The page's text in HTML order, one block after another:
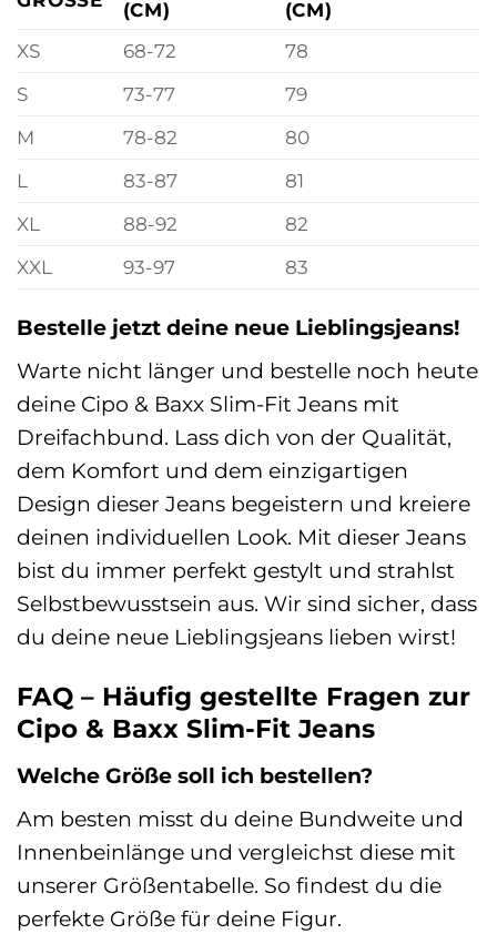
(CM)
(CM)
XS
68-72
78
S
73-77
79
M
78-82
80
L
83-87
81
XL
88-92
82
XXL
93-97 83
Bestelle jetzt deine neue Lieblingsjeans!
Warte nicht länger und bestelle noch heute
deine Cipo & Baxx Slim-Fit Jeans mit
Dreifachbund. Lass dich von der Qualität,
dem Komfort und dem einzigartigen
Design dieser Jeans begeistern und kreiere
deinen individuellen Look. Mit dieser Jeans
bist du immer perfekt gestylt und strahlst
Selbstbewusstsein aus. Wir sind sicher, dass
du deine neue Lieblingsjeans lieben wirst!
FAQ – Häufig gestellte Fragen zur
Cipo & Baxx Slim-Fit Jeans
Welche Größe soll ich bestellen?
Am besten misst du deine Bundweite und
Innenbeinlänge und vergleichst diese mit
unserer Größentabelle. So findest du die
perfekte Größe für deine Figur.